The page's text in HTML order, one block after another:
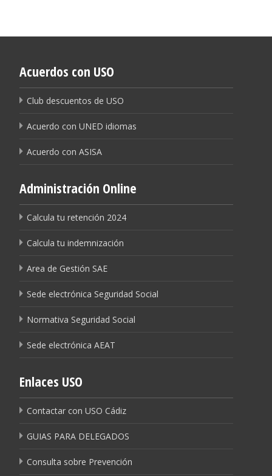
Acuerdos con USO
Club descuentos de USO
Acuerdo con UNED idiomas
Acuerdo con ASISA
Administración Online
Calcula tu retención 2024
Calcula tu indemnización
Area de Gestión SAE
Sede electrónica Seguridad Social
Normativa Seguridad Social
Sede electrónica AEAT
Enlaces USO
Contactar con USO Cádiz
GUIAS PARA DELEGADOS
Consulta sobre Prevención